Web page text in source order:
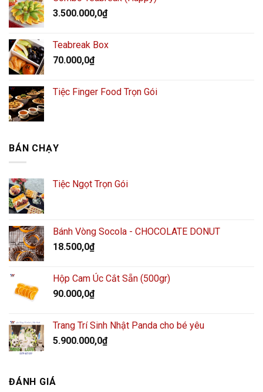
3.500.000,0₫
Teabreak Box
70.000,0₫
Tiệc Finger Food Trọn Gói
BÁN CHẠY
Tiệc Ngọt Trọn Gói
Bánh Vòng Socola - CHOCOLATE DONUT
18.500,0₫
Hộp Cam Úc Cắt Sẵn (500gr)
90.000,0₫
Trang Trí Sinh Nhật Panda cho bé yêu
5.900.000,0₫
ĐÁNH GIÁ